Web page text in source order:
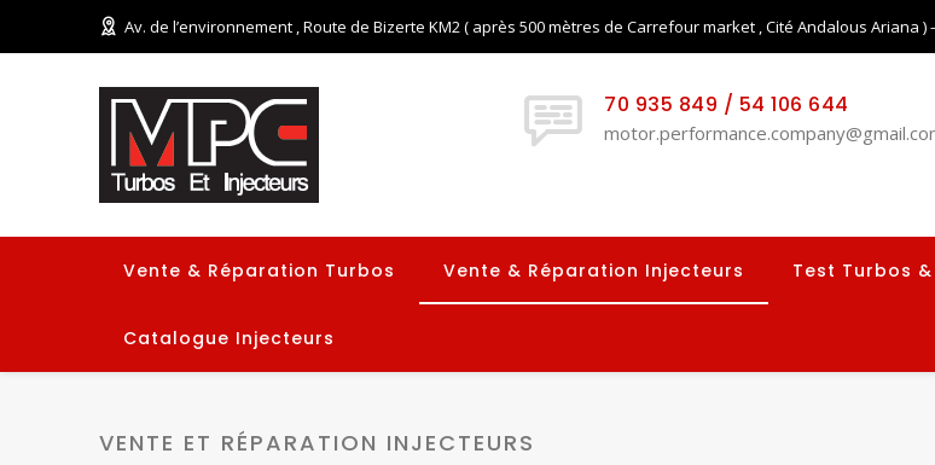
Av. de l’environnement , Route de Bizerte KM2 ( après 500 mètres de Carrefour market , Cité Andalous Ariana )
70 935 849 / 54 106 644
Vente & Réparation Turbos Vente & Réparation Injecteurs Test Turbos
Catalogue Injecteurs
VENTE ET RÉPARATION INJECTEURS